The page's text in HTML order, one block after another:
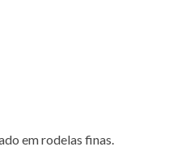
em rodelas finas.